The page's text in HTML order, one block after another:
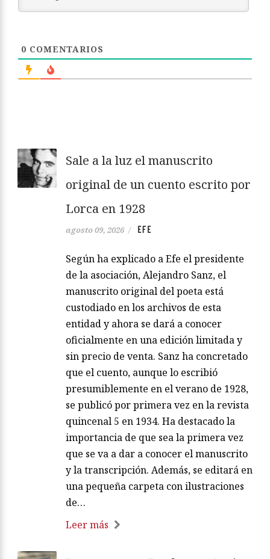
0 COMENTARIOS
Sale a la luz el manuscrito
original de un cuento escrito por
Lorca en 1928
agosto 09, 2026 / EFE
Según ha explicado a Efe el presidente
de la asociación, Alejandro Sanz, el
manuscrito original del poeta está
custodiado en los archivos de esta
entidad y ahora se dará a conocer
oficialmente en una edición limitada y
sin precio de venta. Sanz ha concretado
que el cuento, aunque lo escribió
presumiblemente en el verano de 1928,
se publicó por primera vez en la revista
quincenal 5 en 1934. Ha destacado la
importancia de que sea la primera vez
que se va a dar a conocer el manuscrito
y la transcripción. Además, se editará en
una pequeña carpeta con ilustraciones
de…
Leer más